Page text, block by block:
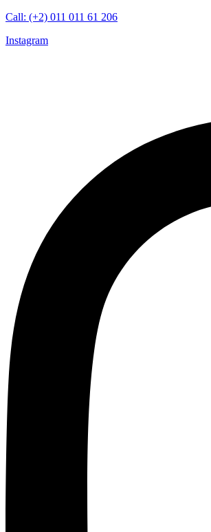
Call: (+2) 011 011 61 206
Instagram